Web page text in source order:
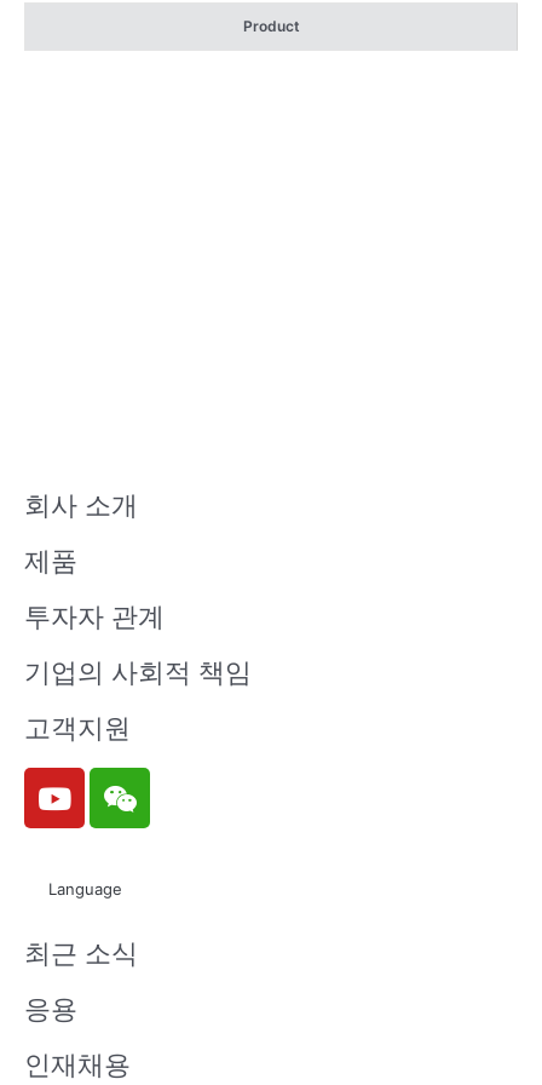
Product
회사 소개
제품
투자자 관계
기업의 사회적 책임
고객지원
Y
o
u
e
W
e
i
n
Language
최근 소식
응용
인재채용